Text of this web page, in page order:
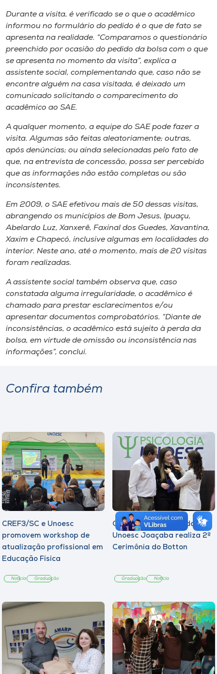
Museu
Unoesc
Store
A+
A-
Durante a visita, é verificado se o que o acadêmico
informou no formulário do pedido é o que de fato se
apresenta na realidade. “Comparamos o questionário
preenchido por ocasião do pedido da bolsa com o que
se apresenta no momento da visita”, explica a
assistente social, complementando que, caso não se
encontre alguém na casa visitada, é deixado um
comunicado solicitando o comparecimento do
acadêmico ao SAE.
A qualquer momento, a equipe do SAE pode fazer a
visita. Algumas são feitas aleatoriamente; outras,
após denúncias; ou ainda selecionadas pelo fato de
que, na entrevista de concessão, possa ser percebido
que as informações não estão completas ou são
inconsistentes.
Em 2009, o SAE efetivou mais de 50 dessas visitas,
abrangendo os municípios de Bom Jesus, Ipuaçu,
Abelardo Luz, Xanxerê, Faxinal dos Guedes, Xavantina,
Xaxim e Chapecó, inclusive algumas em localidades do
interior. Neste ano, até o momento, mais de 20 visitas
foram realizadas.
A assistente social também observa que, caso
constatada alguma irregularidade, o acadêmico é
chamado para prestar esclarecimentos e/ou
apresentar documentos comprobatórios. “Diante de
inconsistências, o acadêmico está sujeito à perda da
bolsa, em virtude de omissão ou inconsistência nas
informações”, conclui.
Confira também
CREF3/SC e Unoesc
promovem workshop de
atualização profissional em
Educação Física
Notícia Graduação
Curso de Psicologia da
Unoesc Joaçaba realiza 2ª
Cerimônia do Botton
Graduação Notícia